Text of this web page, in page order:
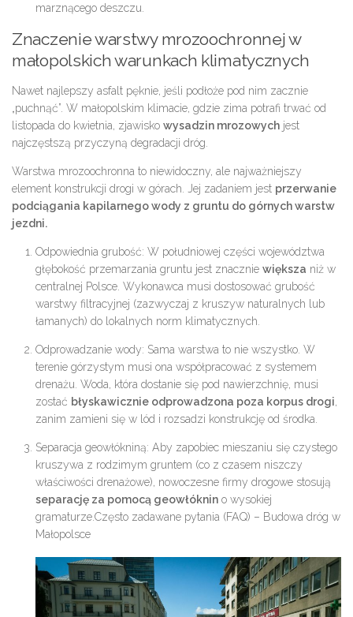
marznącego deszczu.
Znaczenie warstwy mrozoochronnej w
małopolskich warunkach klimatycznych
Nawet najlepszy asfalt pęknie, jeśli podłoże pod nim zacznie
„puchnąć”. W małopolskim klimacie, gdzie zima potrafi trwać od
listopada do kwietnia, zjawisko wysadzin mrozowych jest
najczęstszą przyczyną degradacji dróg.
Warstwa mrozoochronna to niewidoczny, ale najważniejszy
element konstrukcji drogi w górach. Jej zadaniem jest przerwanie
podciągania kapilarnego wody z gruntu do górnych warstw
jezdni.
Odpowiednia grubość: W południowej części województwa
głębokość przemarzania gruntu jest znacznie większa niż w
centralnej Polsce. Wykonawca musi dostosować grubość
warstwy filtracyjnej (zazwyczaj z kruszyw naturalnych lub
łamanych) do lokalnych norm klimatycznych.
Odprowadzanie wody: Sama warstwa to nie wszystko. W
terenie górzystym musi ona współpracować z systemem
drenażu. Woda, która dostanie się pod nawierzchnię, musi
zostać błyskawicznie odprowadzona poza korpus drogi
zanim zamieni się w lód i rozsadzi konstrukcję od środka.
Separacja geowłókniną: Aby zapobiec mieszaniu się czystego
kruszywa z rodzimym gruntem (co z czasem niszczy
właściwości drenażowe), nowoczesne firmy drogowe stosują
separację za pomocą geowłóknin o wysokiej
gramaturze.Często zadawane pytania (FAQ) – Budowa dróg w
Małopolsce